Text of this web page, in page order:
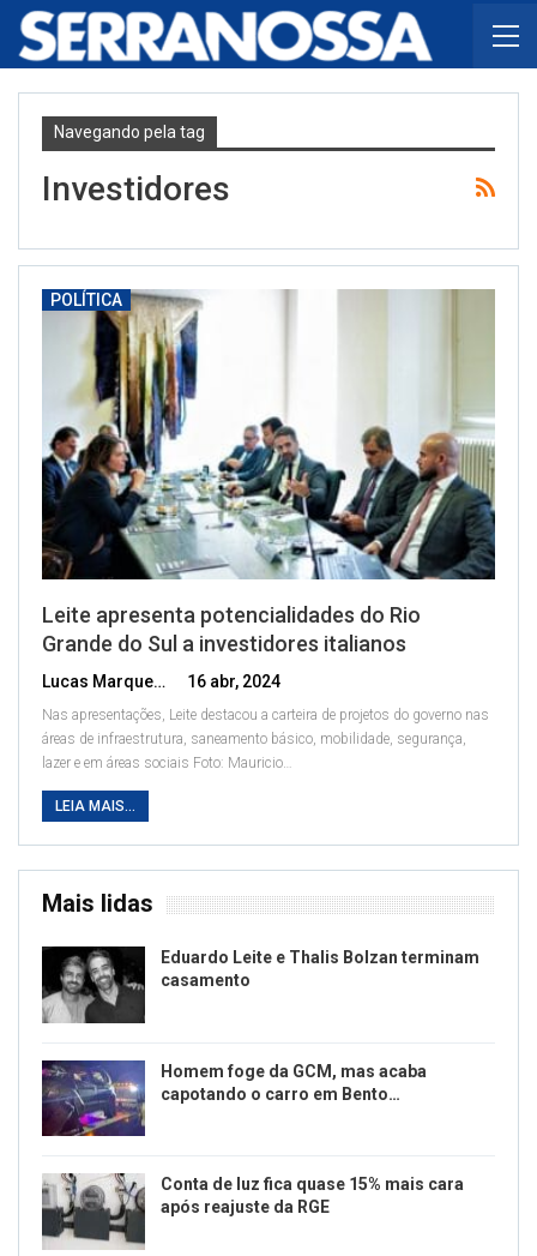
Navegando pela tag
Investidores
POLÍTICA
Leite apresenta potencialidades do Rio
Grande do Sul a investidores italianos
Lucas Marques 16 abr, 2024
Nas apresentações, Leite destacou a carteira de projetos do governo nas
áreas de infraestrutura, saneamento básico, mobilidade, segurança,
lazer e em áreas sociais Foto: Mauricio…
LEIA MAIS...
Mais lidas
Eduardo Leite e Thalis Bolzan terminam
casamento
Homem foge da GCM, mas acaba
capotando o carro em Bento…
Conta de luz fica quase 15% mais cara
após reajuste da RGE